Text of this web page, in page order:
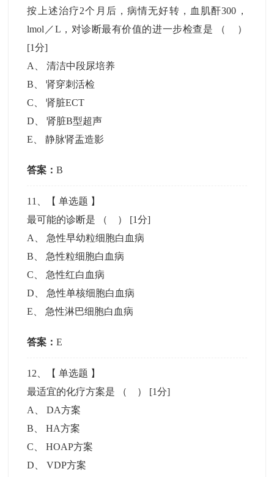
按上述治疗2个月后，病情无好转，血肌酐300，
lmol／L，对诊断最有价值的进一步检查是 （ ）
[1分]
A
、清洁中段尿培养
B 、肾穿刺活检
C 、肾脏ECT
D 、肾脏B型超声
E 、静脉肾盂造影
答案：B
11 、【单选题 】
最可能的诊断是 （ ） [1分]
A
急性早幼粒细胞白血病
B
急性粒细胞白血病
C
急性红白血病
D
急性单核细胞白血病
E
急性淋巴细胞白血病
答案：E
12 、【单选题 】
最适宜的化疗方案是 （ ） [1分]
A
、DA方案
B 、HA方案
C 、HOAP方案
D 、VDP方案